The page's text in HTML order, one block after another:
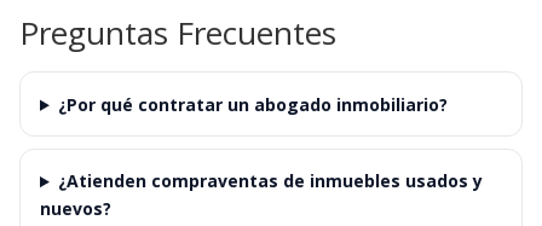
Preguntas Frecuentes
¿Por qué contratar un abogado inmobiliario?
¿Atienden compraventas de inmuebles usados y
nuevos?